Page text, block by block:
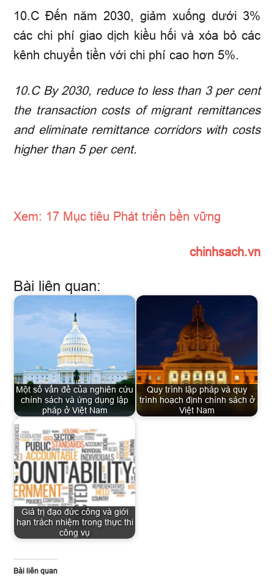
10.C Đến năm 2030, giảm xuống dưới 3%
các chi phí giao dịch kiều hối và xóa bỏ các
kênh chuyển tiền với chi phí cao hơn 5%.
10.C By 2030, reduce to less than 3 per cent
the transaction costs of migrant remittances
and eliminate remittance corridors with costs
higher than 5 per cent.
Xem: 17 Mục tiêu Phát triển bền vững
chinhsach.vn
Bài liên quan:
Một số vấn đề của nghiên cứu
chính sách và ứng dụng lập
pháp ở Việt Nam
Quy trình lập pháp và quy
trình hoạch định chính sách ở
Việt Nam
Giá trị đạo đức công và giới
hạn trách nhiệm trong thực thi
công vụ
Bài liên quan